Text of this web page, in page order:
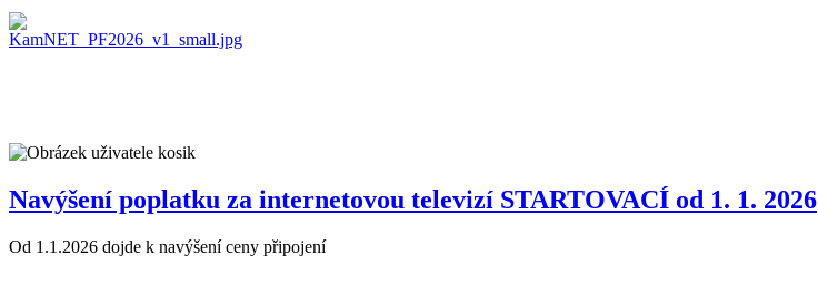
Navýšení poplatku za internetovou televizí STARTOVACÍ od 1. 1. 2026
Od 1.1.2026 dojde k navýšení ceny připojení